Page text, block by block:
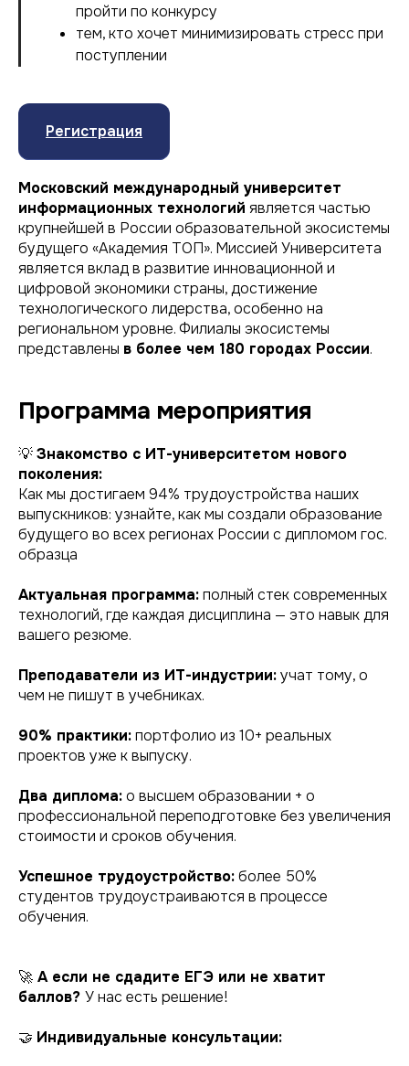
пройти по конкурсу
тем, кто хочет минимизировать стресс при
поступлении
Регистрация
Московский международный университет
информационных технологий является частью
крупнейшей в России образовательной экосистемы
будущего «Академия ТОП». Миссией Университета
является вклад в развитие инновационной и
цифровой экономики страны, достижение
технологического лидерства, особенно на
региональном уровне. Филиалы экосистемы
представлены в более чем 180 городах России.
Программа мероприятия
💡Знакомство с ИТ-университетом нового
поколения:
Как мы достигаем 94% трудоустройства наших
выпускников: узнайте, как мы создали образование
будущего во всех регионах России с дипломом гос.
образца
Актуальная программа:полный стек современных
технологий, где каждая дисциплина — это навык для
вашего резюме.
Преподаватели из ИТ-индустрии:учат тому, о
чем не пишут в учебниках.
90% практики:портфолио из 10+ реальных
проектов уже к выпуску.
Два диплома:о высшем образовании + о
профессиональной переподготовке без увеличения
стоимости и сроков обучения.
Успешное трудоустройство:более 50%
студентов трудоустраиваются в процессе
обучения.
🚀 А если не сдадите ЕГЭ или не хватит
баллов? У нас есть решение!
🤝 Индивидуальные консультации: